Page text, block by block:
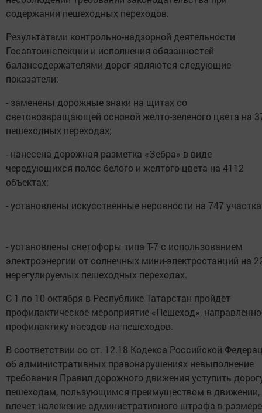
содержании пешеходных переходов.
Результатами контрольно-надзорной деятельности
Госавтоинспекции и исполнения обязанностей
балансодержателями дорог являются следующие
показатели:
- заменены дорожные знаки на щитах со
световозвращающей основой желто-зеленого цвета на
пешеходных переходах;
- нанесена дорожная разметка «Зебра» в виде
чередующихся полос белого и желтого цвета на 4112
объектах;
- установлены искусственные неровности на 747
- установлены светофоры типа Т-7 с использованием
электроэнергии от солнечных мини-электростанций на
нерегулируемых пешеходных переходах.
С 1 по 10 октября в Республике Татарстан пройдет
профилактическое мероприятие «Пешеход»,
профилактику наездов на пешеходов.
В соответствии со ст. 12.18 Кодекса Российской
об административных правонарушениях невыполнение
требования Правил дорожного движения уступить
пешеходам, пользующимся преимуществом в движении,
влечет наложение административного штрафа в размере